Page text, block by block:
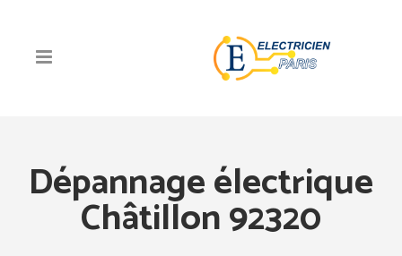
Dépannage électrique
Châtillon 92320